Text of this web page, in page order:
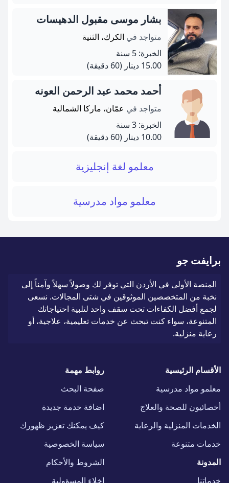
بشار موسى مقبول الدهيسات
متواجد في الكرك، الثنية
الخبرة: 5 سنة
15.00 دينار
(60 دقيقة)
أحمد محمد عبد الرحمن العونه
متواجد في عمّان، ماركا الشمالية
الخبرة: 3 سنة
10.00 دينار
(60 دقيقة)
معلمو لغة إنجليزية
معلمو مواد مدرسية
برايفت جو
المنصة الأولى في الأردن التي توفر لك وصولاً سهلاً وآمناً إلى
نخبة من المتخصصين الموثوقين في شتى المجالات. نسعى
لجمع أفضل الكفاءات تحت سقف واحد لتلبية احتياجاتك
المتنوعة، سواء كنت تبحث عن خدمات تعليمية، علاجية، أو
رعاية منزلية.
الأقسام الرئيسية
معلمو مواد مدرسية
أخصائيون للصحة والعلاج
الخدمات المنزلية والرعاية
خدمات متنوعة
المدونة
خدماتنا
روابط مهمة
صفحة البحث
اضافة خدمة جديدة
كيف يمكنك تعزيز ظهورك
سياسة الخصوصية
الشروط والأحكام
إخلاء المسؤولية